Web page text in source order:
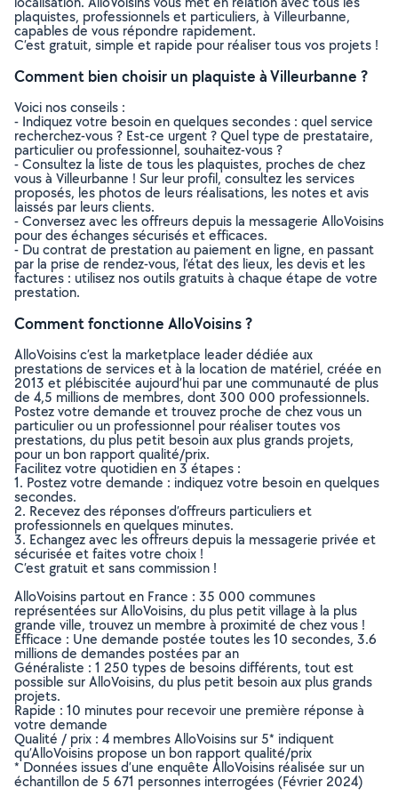
plaquistes, professionnels et particuliers, à Villeurbanne,
capables de vous répondre rapidement.
C’est gratuit, simple et rapide pour réaliser tous vos projets !
Comment bien choisir un plaquiste à Villeurbanne ?
Voici nos conseils :
- Indiquez votre besoin en quelques secondes : quel service
recherchez-vous ? Est-ce urgent ? Quel type de prestataire,
particulier ou professionnel, souhaitez-vous ?
- Consultez la liste de tous les plaquistes, proches de chez
vous à Villeurbanne ! Sur leur profil, consultez les services
proposés, les photos de leurs réalisations, les notes et avis
laissés par leurs clients.
- Conversez avec les offreurs depuis la messagerie AlloVoisins
pour des échanges sécurisés et efficaces.
- Du contrat de prestation au paiement en ligne, en passant
par la prise de rendez-vous, l’état des lieux, les devis et les
factures : utilisez nos outils gratuits à chaque étape de votre
prestation.
Comment fonctionne AlloVoisins ?
AlloVoisins c’est la marketplace leader dédiée aux
prestations de services et à la location de matériel, créée en
2013 et plébiscitée aujourd’hui par une communauté de plus
de 4,5 millions de membres, dont 300 000 professionnels.
Postez votre demande et trouvez proche de chez vous un
particulier ou un professionnel pour réaliser toutes vos
prestations, du plus petit besoin aux plus grands projets,
pour un bon rapport qualité/prix.
Facilitez votre quotidien en 3 étapes :
1. Postez votre demande : indiquez votre besoin en quelques
secondes.
2. Recevez des réponses d’offreurs particuliers et
professionnels en quelques minutes.
3. Echangez avec les offreurs depuis la messagerie privée et
sécurisée et faites votre choix !
C’est gratuit et sans commission !
AlloVoisins partout en France : 35 000 communes
représentées sur AlloVoisins, du plus petit village à la plus
grande ville, trouvez un membre à proximité de chez vous !
Efficace : Une demande postée toutes les 10 secondes, 3.6
millions de demandes postées par an
Généraliste : 1 250 types de besoins différents, tout est
possible sur AlloVoisins, du plus petit besoin aux plus grands
projets.
Rapide : 10 minutes pour recevoir une première réponse à
votre demande
Qualité / prix : 4 membres AlloVoisins sur 5* indiquent
qu’AlloVoisins propose un bon rapport qualité/prix
* Données issues d’une enquête AlloVoisins réalisée sur un
échantillon de 5 671 personnes interrogées (Février 2024)